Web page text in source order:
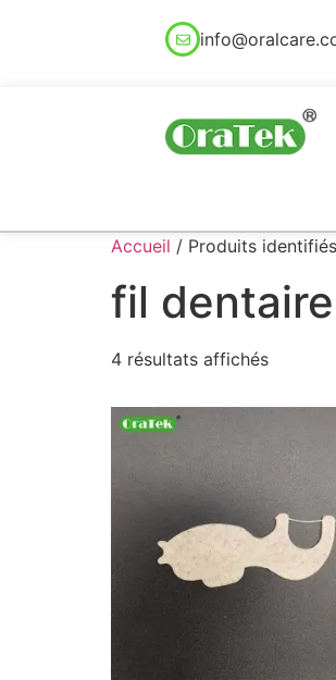
Accueil / Produits
fil
4 résultats affichés